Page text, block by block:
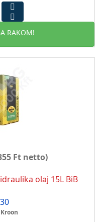
RAKOM!
Ft netto)
olaj 15L BiB